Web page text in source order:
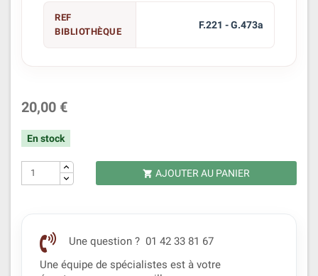
REF
BIBLIOTHÈQUE
F.221 - G.473a
20,00 €
En stock
 AJOUTER AU PANIER
Une question ? 01 42 33 81 67
Une équipe de spécialistes est à votre